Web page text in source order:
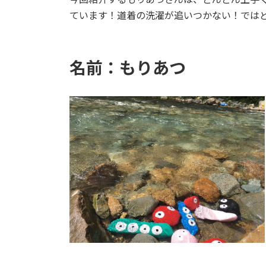
日
ています！道着の洗濯が追いつかない！では
名前： もりあつ